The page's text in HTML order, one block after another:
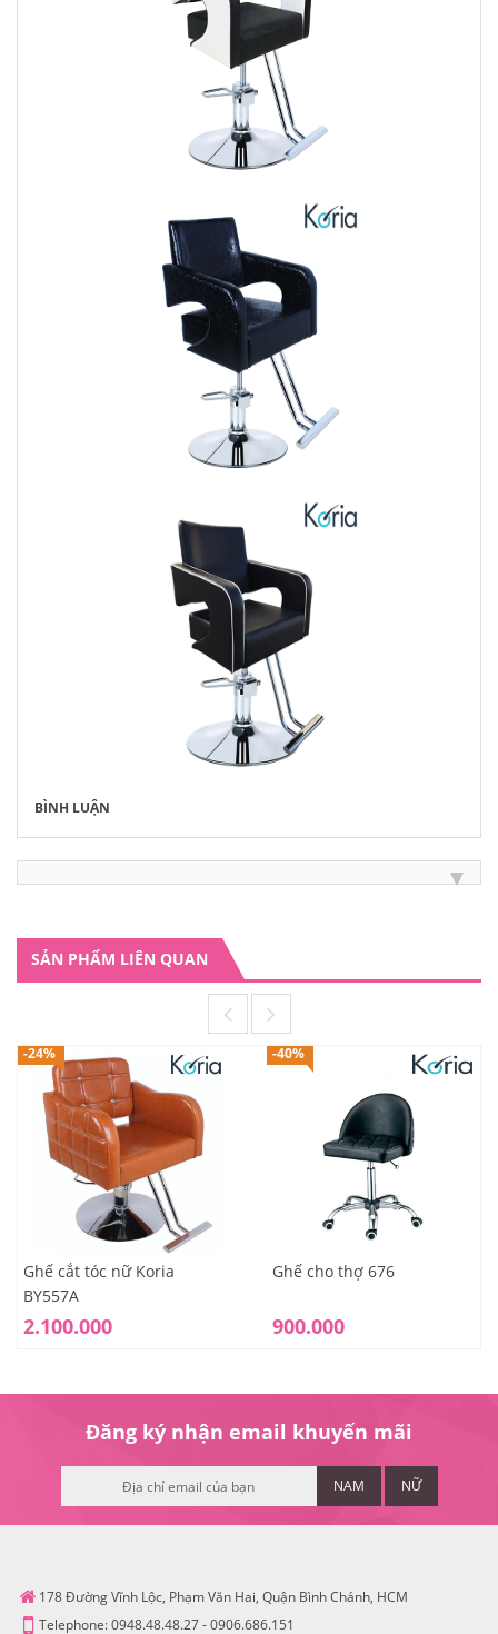
BÌNH LUẬN
SẢN PHẨM LIÊN QUAN
-24%
Ghế cắt tóc nữ Koria
BY557A
2.100.000
-40%
Ghế cho thợ 676
900.000
Đăng ký nhận email khuyến mãi
NAM NỮ
178 Đường Vĩnh Lộc, Phạm Văn Hai, Quận Bình Chánh, HCM
Telephone:0948.48.48.27-0906.686.151